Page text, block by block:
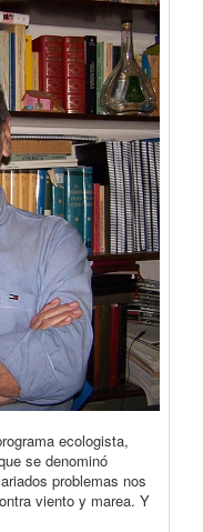
ecologista,
se denominó
problemas nos
viento y marea. Y